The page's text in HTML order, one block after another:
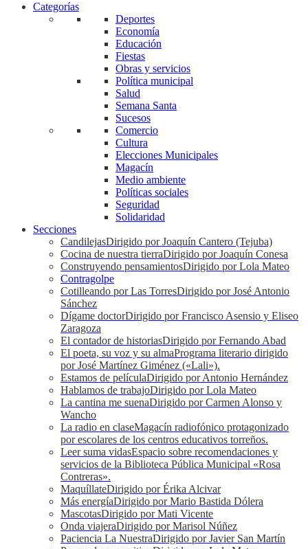
Categorías
Deportes
Economía
Educación
Fiestas
Obras y servicios
Política municipal
Salud
Semana Santa
Sucesos
Comercio
Cultura
Elecciones Municipales
Magacín
Medio ambiente
Políticas sociales
Seguridad
Solidaridad
Secciones
CandilejasDirigido por Joaquín Cantero (Tejuba)
Cocina de nuestra tierraDirigido por Joaquín Conesa
Construyendo pensamientosDirigido por Lola Mateo
Contragolpe
Cotilleando por Las TorresDirigido por José Antonio
Sánchez
Dígame doctorDirigido por Francisco Asensio y Eliseo
Zaragoza
El contador de historiasDirigido por Fernando Abad
El poeta, su voz y su almaPrograma literario dirigido
por José Martínez Giménez («Lali»).
Estamos de películaDirigido por Antonio Hernández
Hablamos de trabajoDirigido por Lola Mateo
La cantina me suenaDirigido por Carmen Alonso y
Wancho
La radio en claseMagacín radiofónico protagonizado
por escolares de los centros educativos torreños.
Leer suma vidasEspacio sobre recomendaciones y
servicios de la Biblioteca Pública Municipal «Rosa
Contreras».
MaquíllateDirigido por Érika Alcivar
Más energíaDirigido por Mario Bastida Dólera
MascotasDirigido por Mati Vicente
Onda viajeraDirigido por Marisol Núñez
Paciencia La NuestraDirigido por Javier San Martín